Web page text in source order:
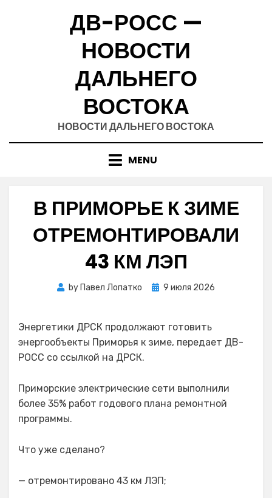
ДВ-РОСС —
НОВОСТИ
ДАЛЬНЕГО
ВОСТОКА
НОВОСТИ ДАЛЬНЕГО ВОСТОКА
MENU
В ПРИМОРЬЕ К ЗИМЕ
ОТРЕМОНТИРОВАЛИ
43 КМ ЛЭП
by Павел Лопатко
Posted
9 июля 2026
Энергетики ДРСК продолжают готовить
энергообъекты Приморья к зиме, передает ДВ-
РОСС со ссылкой на ДРСК.
Приморские электрические сети выполнили
более 35% работ годового плана ремонтной
программы.
Что уже сделано?
— отремонтировано 43 км ЛЭП;